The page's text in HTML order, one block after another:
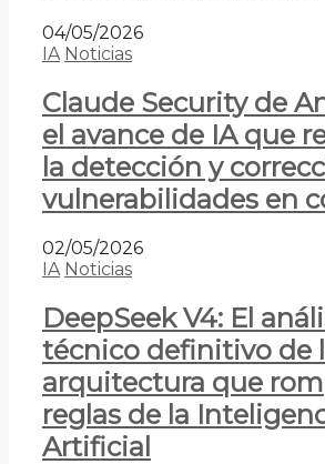
04/05/2026
IA Noticias
Claude Security de
el avance de IA que
la detección y
vulnerabilidades en
02/05/2026
IA Noticias
DeepSeek V4: El
técnico definitivo de
arquitectura que
reglas de la
Artificial